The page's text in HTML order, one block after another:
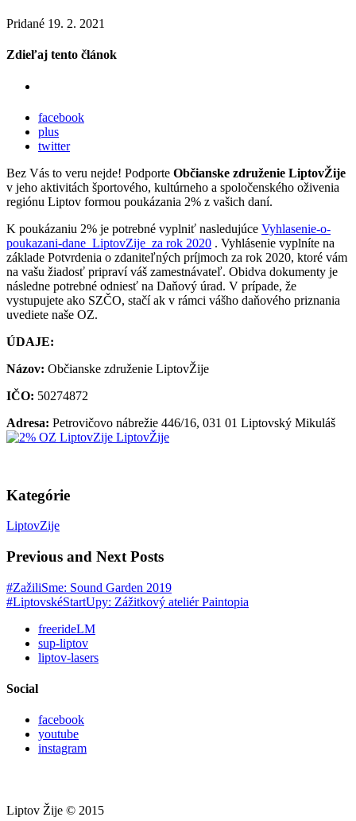
Pridané 19. 2. 2021
Zdieľaj tento článok
facebook
plus
twitter
Bez Vás to veru nejde! Podporte Občianske združenie LiptovŽije
v jeho aktivitách športového, kultúrneho a spoločenského oživenia
regiónu Liptov formou poukázania 2% z vašich daní.
K poukázaniu 2% je potrebné vyplniť nasledujúce Vyhlasenie-o-
poukazani-dane_LiptovZije_za rok 2020 . Vyhlásenie vyplníte na
základe Potvrdenia o zdaniteľných príjmoch za rok 2020, ktoré vám
na vašu žiadosť pripraví váš zamestnávateľ. Obidva dokumenty je
následne potrebné odniesť na Daňový úrad. V prípade, že
vystupujete ako SZČO, stačí ak v rámci vášho daňového priznania
uvediete naše OZ.
ÚDAJE:
Názov: Občianske združenie LiptovŽije
IČO: 50274872
Adresa: Petrovičovo nábrežie 446/16, 031 01 Liptovský Mikuláš
Kategórie
LiptovZije
Previous and Next Posts
#ZažiliSme: Sound Garden 2019
#LiptovskéStartUpy: Zážitkový ateliér Paintopia
freerideLM
sup-liptov
liptov-lasers
Social
facebook
youtube
instagram
Liptov Žije © 2015